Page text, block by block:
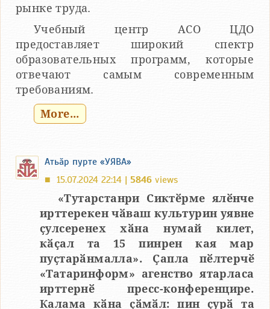
рынке труда.
Учебный центр АСО ЦДО
предоставляет широкий спектр
образовательных программ, которые
отвечают самым современным
требованиям.
More...
Атьӑр пурте «УЯВА»
■ 15.07.2024 22:14 | 5846 views
«Тутарстанри Сиктӗрме ялӗнче
ирттерекен чӑваш культурин уявне
ҫулсеренех хӑна нумай килет,
кӑҫал та 15 пинрен кая мар
пуҫтарӑнмалла». Ҫапла пӗлтерчӗ
«Татаринформ» агенство ятарласа
ирттернӗ пресс-конференцире.
Калама кӑна ҫӑмӑл: пин ҫурӑ та